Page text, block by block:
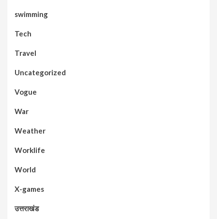
swimming
Tech
Travel
Uncategorized
Vogue
War
Weather
Worklife
World
X-games
उत्तराखंड